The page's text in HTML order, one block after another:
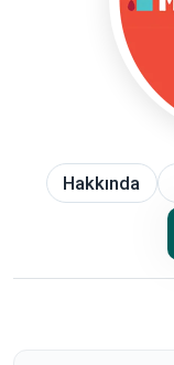
Hakkında